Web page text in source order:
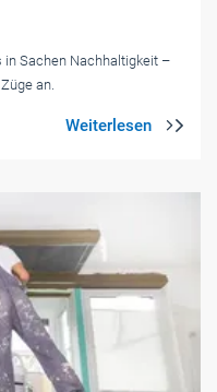
Sachen Nachhaltigkeit –
an.